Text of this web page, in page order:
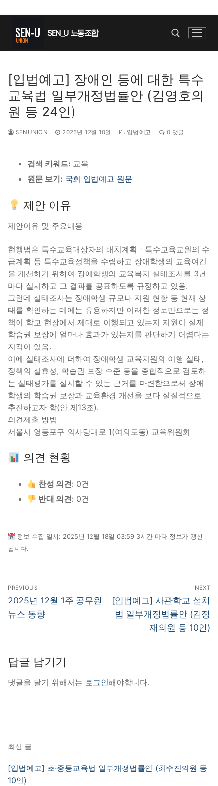
SEN_U 노동조합
검색 :
[입법예고] 장애인 등에 대한 특수
교육법 일부개정법률안 (김영호의
원 등 24인)
SENUNION 2025년 12월 10일 입법예고 0 댓글
검색 키워드: 교육
원문 보기: 국회 입법예고 원문
제안 이유
제안이유 및 주요내용
현행법은 특수교육대상자의 배치계획ㆍ특수교육교원의 수
급계획 등 특수교육정책을 수립하고 장애학생의 교육여건
을 개선하기 위하여 장애학생의 교육복지 실태조사를 3년
마다 실시하고 그 결과를 공표하도록 규정하고 있음.
그런데 실태조사는 장애학생 규모나 지원 현황 등 현재 상
태를 확인하는 데에는 유용하지만 이러한 정보만으로는 정
책이 학교 현장에서 제대로 이행되고 있는지 지원이 실제
학습권 보장에 얼마나 효과가 있는지를 판단하기 어렵다는
지적이 있음.
이에 실태조사에 더하여 장애학생 교육지원의 이행 실태,
정책의 실효성, 학습권 보장 수준 등을 종합적으로 검토하
는 실태평가를 실시할 수 있는 근거를 마련함으로써 장애
학생의 학습권 보장과 교육환경 개선을 보다 실질적으로
추진하고자 함(안 제13조).
의견제출 방법
서울시 영등포구 의사당대로 1(여의도동) 교육위원회
의견 현황
찬성 의견: 0건
반대 의견: 0건
정보 수집 일시: 2025년 12월 18일 03:59 3시간 마다 정보가 갱신
됩니다.
글
탐
색
PREVIOUS
Previous
post:
2025년 12월 1주 공무원
뉴스 동향
NEXT
Next
post:
[입법예고] 사관학교 설치
법 일부개정법률안 (김정
재의원 등 10인)
답글 남기기
댓글을 달기 위해서는 로그인해야합니다.
최신 글
[입법예고] 초·중등교육법 일부개정법률안 (최수진의원 등
10인)